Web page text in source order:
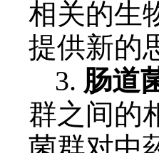
相关的生
提供新的
3. 肠道
群之间的